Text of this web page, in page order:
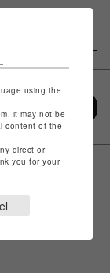
using the
it may not be
content of the
direct or
you for your